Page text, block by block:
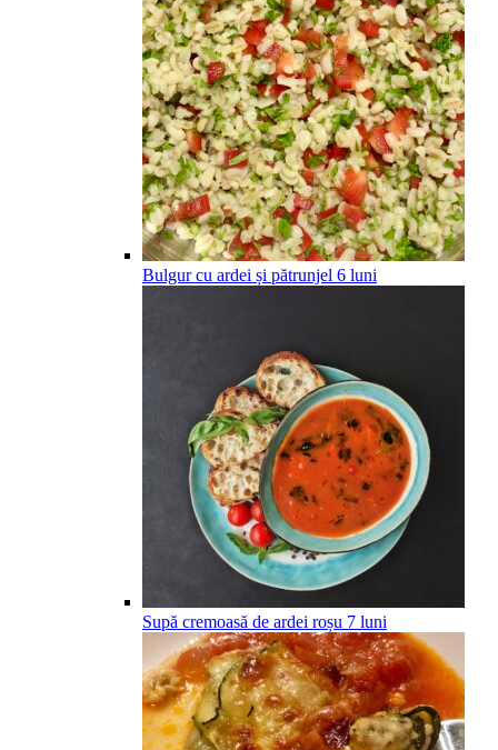
Bulgur cu ardei și pătrunjel 6 luni
Supă cremoasă de ardei roșu 7 luni